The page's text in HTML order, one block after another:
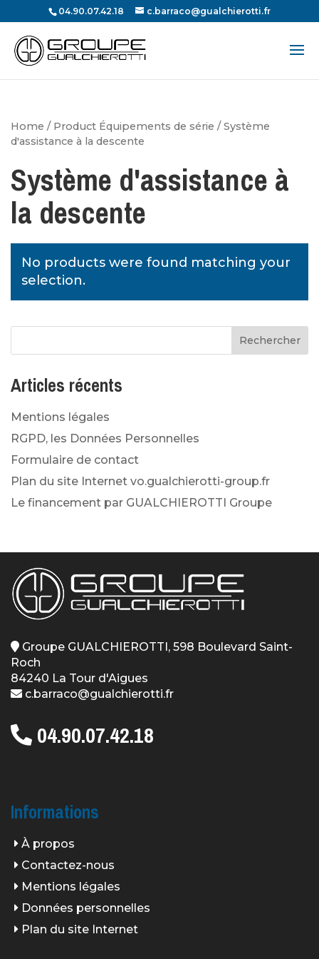
04.90.07.42.18 c.barraco@gualchierotti.fr
Recherche
de
produits
Home / Product Équipements de série / Système
d'assistance à la descente
Système d'assistance à
la descente
No products were found matching your
selection.
Articles récents
Mentions légales
RGPD, les Données Personnelles
Formulaire de contact
Plan du site Internet vo.gualchierotti-group.fr
Le financement par GUALCHIEROTTI Groupe
Groupe GUALCHIEROTTI, 598 Boulevard Saint-
Roch
84240 La Tour d'Aigues
c.barraco@gualchierotti.fr
04.90.07.42.18
Informations
À propos
Contactez-nous
Mentions légales
Données personnelles
Plan du site Internet